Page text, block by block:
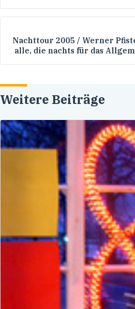
Nachttour 2005 / Werner
alle, die nachts für das
Weitere Beiträge